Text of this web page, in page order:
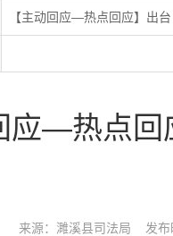
【主动回应—热点回应】出
应—热点
来源：濉溪县司法局 发